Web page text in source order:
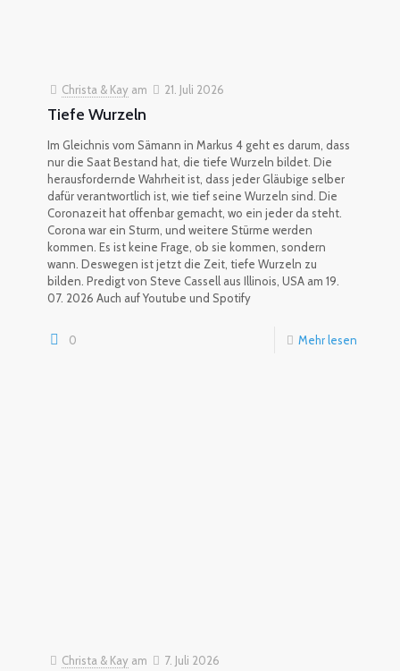
Christa & Kay am 21. Juli 2026
Tiefe Wurzeln
Im Gleichnis vom Sämann in Markus 4 geht es darum, dass
nur die Saat Bestand hat, die tiefe Wurzeln bildet. Die
herausfordernde Wahrheit ist, dass jeder Gläubige selber
dafür verantwortlich ist, wie tief seine Wurzeln sind. Die
Coronazeit hat offenbar gemacht, wo ein jeder da steht.
Corona war ein Sturm, und weitere Stürme werden
kommen. Es ist keine Frage, ob sie kommen, sondern
wann. Deswegen ist jetzt die Zeit, tiefe Wurzeln zu
bilden. Predigt von Steve Cassell aus Illinois, USA am 19.
07. 2026 Auch auf Youtube und Spotify
0 Mehr lesen
Christa & Kay am 7. Juli 2026